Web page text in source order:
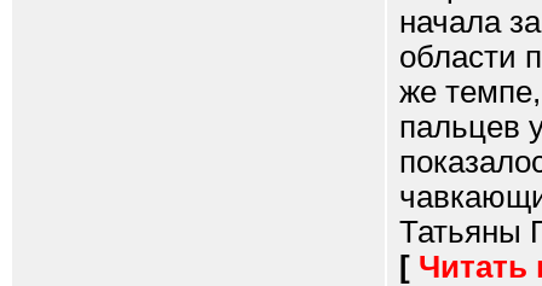
начала
области
же
пальцев
Татьяны
[ Читать